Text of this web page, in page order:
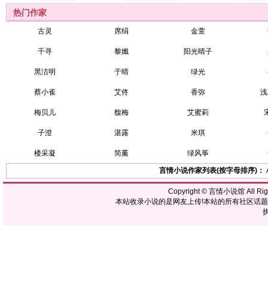
热门作家
古灵 席绢 金萱
千寻 黎孅 阳光晴子
黑洁明 于晴 绿光
蔡小雀 艾佟 香弥
梅贝儿 馥梅 艾蜜莉
子澄 湛露 米琪
楼采凝 简薰 绿风筝
言情小说作家列表(按字母排序)：
Copyright © 言情小说馆All
本站收录小说的是网友上传!本站的所有社区话